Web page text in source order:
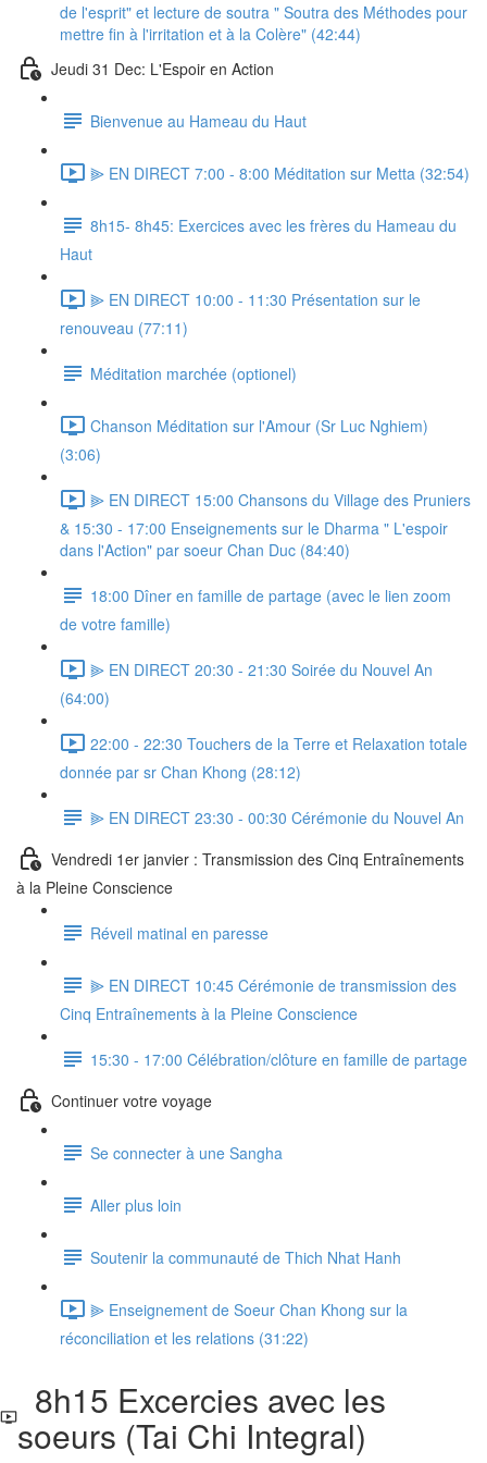
de l'esprit" et lecture de soutra " Soutra des Méthodes pour
mettre fin à l'irritation et à la Colère" (42:44)
Jeudi 31 Dec: L'Espoir en Action
Bienvenue au Hameau du Haut
⫸ EN DIRECT 7:00 - 8:00 Méditation sur Metta (32:54)
8h15- 8h45: Exercices avec les frères du Hameau du
Haut
⫸ EN DIRECT 10:00 - 11:30 Présentation sur le
renouveau (77:11)
Méditation marchée (optionel)
Chanson Méditation sur l'Amour (Sr Luc Nghiem)
(3:06)
⫸ EN DIRECT 15:00 Chansons du Village des Pruniers
& 15:30 - 17:00 Enseignements sur le Dharma " L'espoir
dans l'Action" par soeur Chan Duc (84:40)
18:00 Dîner en famille de partage (avec le lien zoom
de votre famille)
⫸ EN DIRECT 20:30 - 21:30 Soirée du Nouvel An
(64:00)
22:00 - 22:30 Touchers de la Terre et Relaxation totale
donnée par sr Chan Khong (28:12)
⫸ EN DIRECT 23:30 - 00:30 Cérémonie du Nouvel An
Vendredi 1er janvier : Transmission des Cinq Entraînements
à la Pleine Conscience
Réveil matinal en paresse
⫸ EN DIRECT 10:45 Cérémonie de transmission des
Cinq Entraînements à la Pleine Conscience
15:30 - 17:00 Célébration/clôture en famille de partage
Continuer votre voyage
Se connecter à une Sangha
Aller plus loin
Soutenir la communauté de Thich Nhat Hanh
⫸ Enseignement de Soeur Chan Khong sur la
réconciliation et les relations (31:22)
8h15 Excercies avec les
soeurs (Tai Chi Integral)